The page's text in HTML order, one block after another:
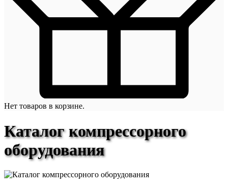
Нет товаров в корзине.
Каталог компрессорного
оборудования